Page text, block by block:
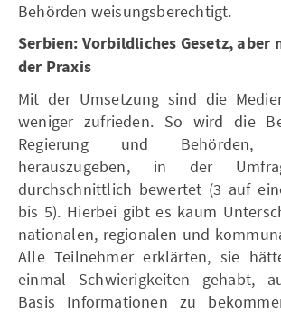
Behörden weisungsberechtigt.
Serbien: Vorbildliches Gesetz, aber
der Praxis
Mit der Umsetzung sind die
weniger zufrieden. So wird die
Regierung und Behörden,
herauszugeben, in der
durchschnittlich bewertet (3 auf
bis 5). Hierbei gibt es kaum
nationalen, regionalen und
Alle Teilnehmer erklärten, sie
einmal Schwierigkeiten gehabt,
Basis Informationen zu